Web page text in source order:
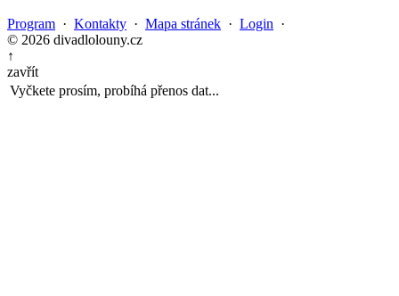
Program · Kontakty · Mapa stránek · Login ·
© 2026 divadlolouny.cz
↑
zavřít
Vyčkete prosím, probíhá přenos dat...